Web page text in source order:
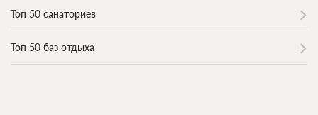
Топ 50 санаториев
Топ 50 баз отдыха